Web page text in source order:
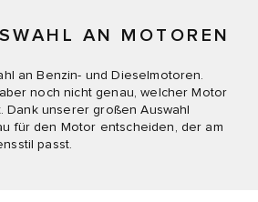
AN MOTOREN
an Benzin- und Dieselmotoren.
noch nicht genau, welcher Motor
Dank unserer großen Auswahl
für den Motor entscheiden, der am
passt.